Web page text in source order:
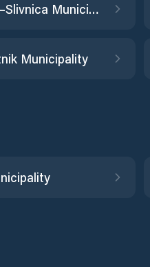
Hoče–Slivnica Municipality
Municipality